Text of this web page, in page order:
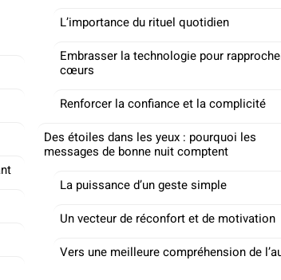
L’importance du rituel quotidien
Embrasser la technologie pour
cœurs
Renforcer la confiance et la complicité
Des étoiles dans les yeux : pourquoi les
messages de bonne nuit comptent
La puissance d’un geste simple
Un vecteur de réconfort et de motivation
Vers une meilleure compréhension de